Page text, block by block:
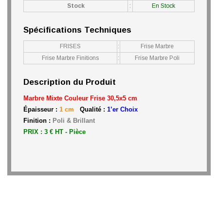
Stock
: En Stock
Spécifications Techniques
FRISES :
Frise Marbre
Frise Marbre Finitions
: Frise Marbre Poli
Description du Produit
Marbre Mixte Couleur Frise 30,5x5 cm
Épaisseur : 1 cm Qualité : 1’er Choix
Finition : Poli & Brillant
PRIX : 3 € HT - Pièce